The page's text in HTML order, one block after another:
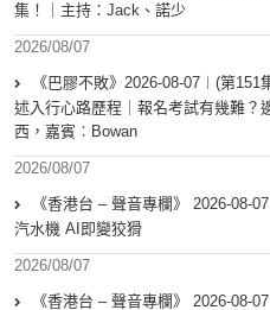
集！｜主持：Jack、諾少
2026/08/07
《巴膠不敗》2026-08-07︱(第
述入行心路歷程｜報名考試有幾難？
西，嘉賓︰Bowan
2026/08/07
《香港台 – 聲音專欄》 2026-08-
汽水機 AI即變狡猾
2026/08/07
《香港台 – 聲音專欄》 2026-08-